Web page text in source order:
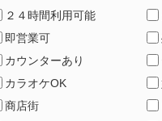
２４時間利用可能
即営業可
カウンターあり
カラオケOK
商店街